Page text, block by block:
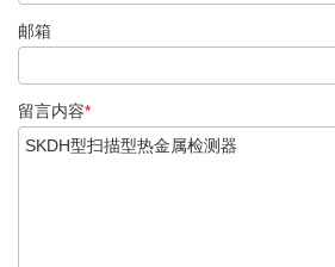
邮箱
留言内容*